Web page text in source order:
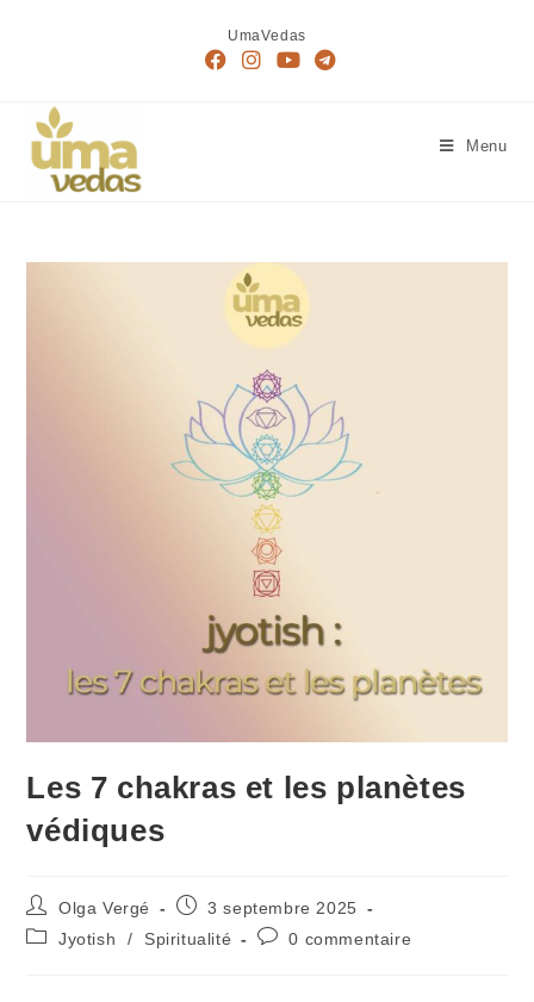
UmaVedas
Menu
Les 7 chakras et les planètes
védiques
Olga Vergé
3 septembre 2025
Jyotish
/ Spiritualité 0 commentaire